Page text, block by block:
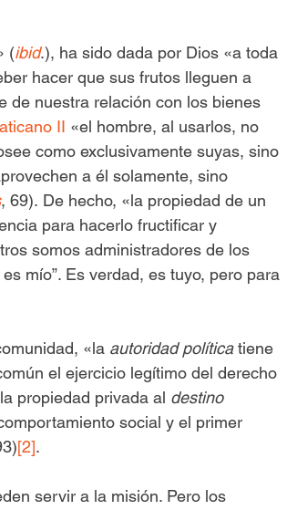
(ibid.), ha sido dada por Dios «a toda
hacer que sus frutos lleguen a
de nuestra relación con los bienes
II «el hombre, al usarlos, no
como exclusivamente suyas, sino
a él solamente, sino
, 69). De hecho, «la propiedad de un
para hacerlo fructificar y
somos administradores de los
mío”. Es verdad, es tuyo, pero para
«la autoridad política tiene
el ejercicio legítimo del derecho
propiedad privada al destino
social y el primer
[2].
servir a la misión. Pero los